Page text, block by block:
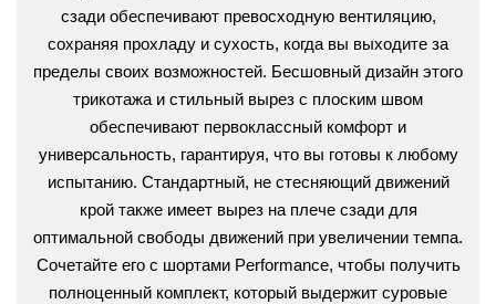
сзади обеспечивают превосходную вентиляцию,
сохраняя прохладу и сухость, когда вы выходите за
пределы своих возможностей. Бесшовный дизайн этого
трикотажа и стильный вырез с плоским швом
обеспечивают первоклассный комфорт и
универсальность, гарантируя, что вы готовы к любому
испытанию. Стандартный, не стесняющий движений
крой также имеет вырез на плече сзади для
оптимальной свободы движений при увеличении темпа.
Сочетайте его с шортами Performance, чтобы получить
полноценный комплект, который выдержит суровые